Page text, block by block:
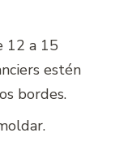
12 a 15
estén
bordes.